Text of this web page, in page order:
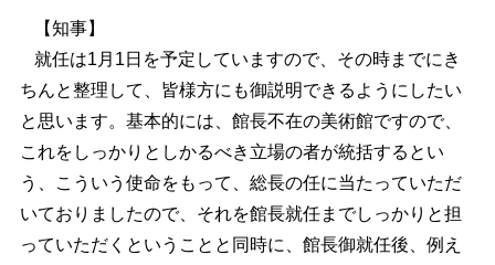
【知事】
就任は1月1日を予定していますので、その時までにき
ちんと整理して、皆様方にも御説明できるようにしたい
と思います。基本的には、館長不在の美術館ですので、
これをしっかりとしかるべき立場の者が統括するとい
う、こういう使命をもって、総長の任に当たっていただ
いておりましたので、それを館長就任までしっかりと担
っていただくということと同時に、館長御就任後、例え